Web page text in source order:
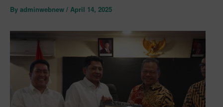
By adminwebnew / April 14, 2025